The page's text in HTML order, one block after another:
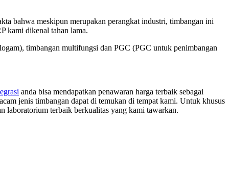
bahwa meskipun merupakan perangkat industri, timbangan ini
kami dikenal tahan lama.
timbangan multifungsi dan PGC (PGC untuk penimbangan
anda bisa mendapatkan penawaran harga terbaik sebagai
jenis timbangan dapat di temukan di tempat kami. Untuk khusus
laboratorium terbaik berkualitas yang kami tawarkan.